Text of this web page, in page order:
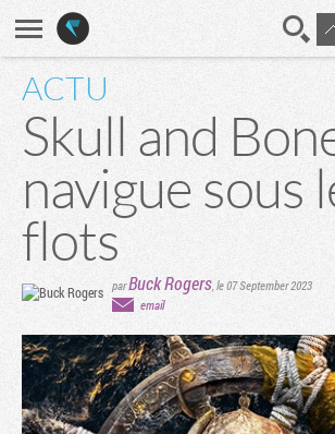
ACTU
Skull and
navigue sous
flots
parBuck Rogers,le 07 September 2023
email